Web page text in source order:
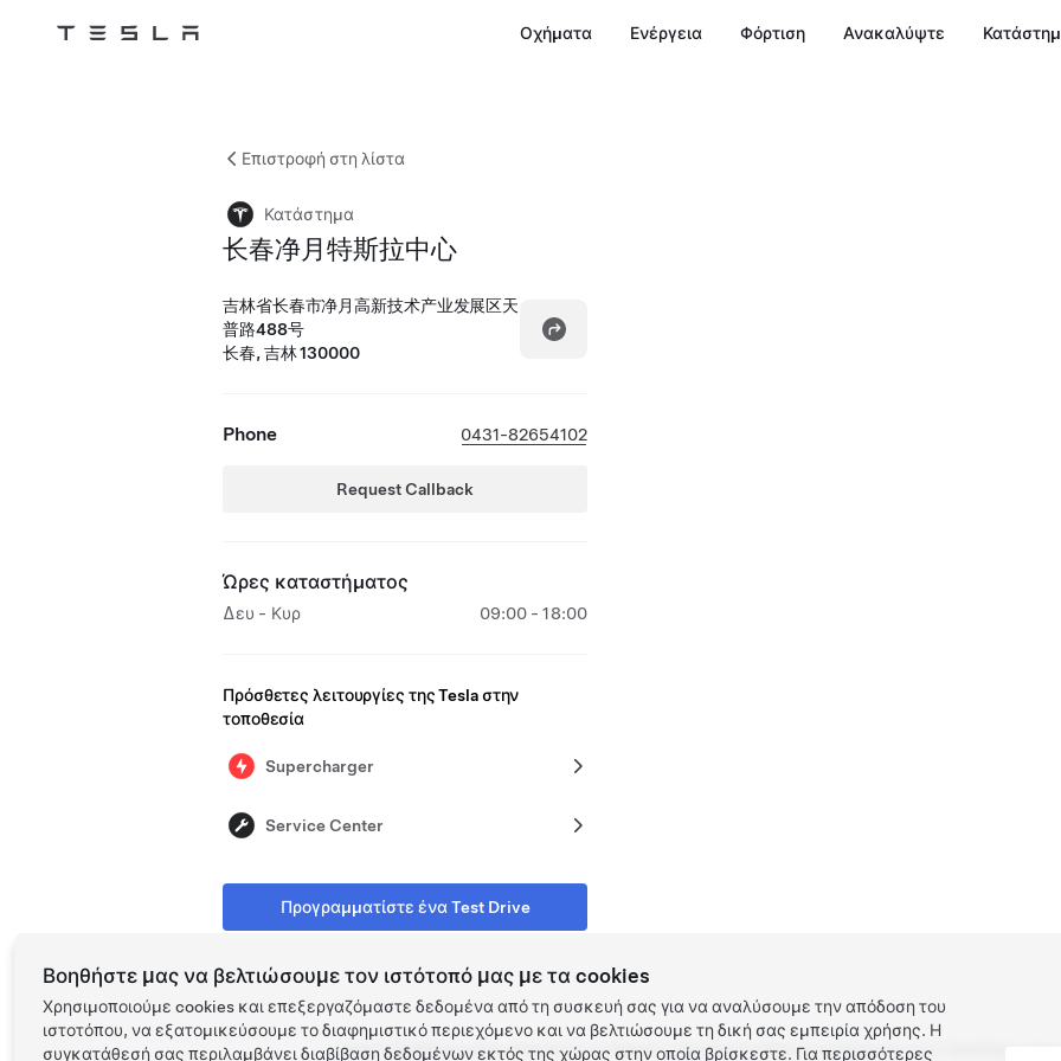
Tesla Οχήματα Ενέργεια Φόρτιση Ανακαλύψτε
Επιστροφή στη λίστα
Κατάστημα
长春净月特斯拉中心
吉林省长春市净月高新技术产业发展区天
普路488号
长春, 吉林 130000
Phone 0431-82654102
Request Callback
Ώρες καταστήματος
Δευ - Κυρ 09:00 - 18:00
Πρόσθετες λειτουργίες της Tesla στην
τοποθεσία
Supercharger
Service Center
Προγραμματίστε ένα Test Drive
Tesla ©2026 Προστασία απορρήτου και Νομικές υποχρεώσειςΕπικοινωνίαΕργασία στην Tesla
Βοηθήστε μας να βελτιώσουμε τον ιστότοπό μας με τα cookies
Χρησιμοποιούμε cookies και επεξεργαζόμαστε δεδομένα από τη συσκευή σας για να αναλύσουμε την απόδοση του
ιστοτόπου, να εξατομικεύσουμε το διαφημιστικό περιεχόμενο και να βελτιώσουμε τη δική σας εμπειρία χρήσης. Η
συγκατάθεσή σας περιλαμβάνει διαβίβαση δεδομένων εκτός της χώρας στην οποία βρίσκεστε. Για περισσότερες